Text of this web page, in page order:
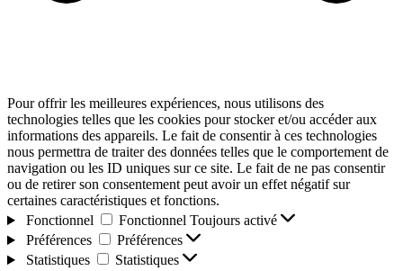
Pour offrir les meilleures expériences, nous utilisons des
technologies telles que les cookies pour stocker et/ou accéder aux
informations des appareils. Le fait de consentir à ces technologies
nous permettra de traiter des données telles que le comportement de
navigation ou les ID uniques sur ce site. Le fait de ne pas consentir
ou de retirer son consentement peut avoir un effet négatif sur
certaines caractéristiques et fonctions.
Fonctionnel
Fonctionnel Toujours activé
Préférences
Préférences
Statistiques
Statistiques